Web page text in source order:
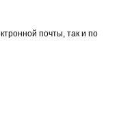
почты, так и по